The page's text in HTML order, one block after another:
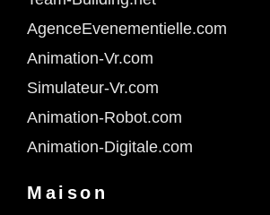
AgenceEvenementielle.com
Animation-Vr.com
Simulateur-Vr.com
Animation-Robot.com
Animation-Digitale.com
Maison